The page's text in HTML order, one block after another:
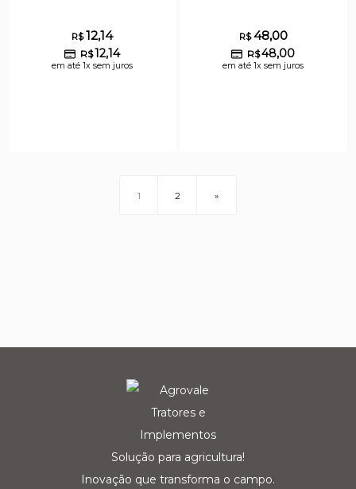
R$12,14
R$12,14
em até 1x sem juros
R$48,00
R$48,00
em até 1x sem juros
1 2 »
Solução para agricultura!
Inovação que transforma o campo.